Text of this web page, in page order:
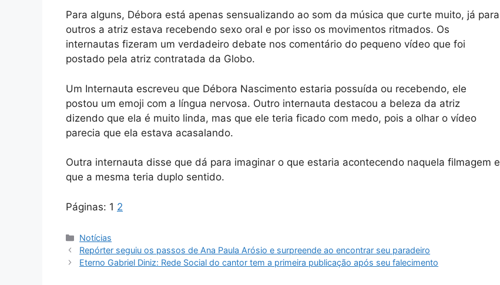
Para alguns, Débora está apenas sensualizando ao som da música que curte muito, já para
outros a atriz estava recebendo sexo oral e por isso os movimentos ritmados. Os
internautas fizeram um verdadeiro debate nos comentário do pequeno vídeo que foi
postado pela atriz contratada da Globo.
Um Internauta escreveu que Débora Nascimento estaria possuída ou recebendo, ele
postou um emoji com a língua nervosa. Outro internauta destacou a beleza da atriz
dizendo que ela é muito linda, mas que ele teria ficado com medo, pois a olhar o vídeo
parecia que ela estava acasalando.
Outra internauta disse que dá para imaginar o que estaria acontecendo naquela filmagem e
que a mesma teria duplo sentido.
Páginas: 1 2
Categorias
Notícias
Repórter seguiu os passos de Ana Paula Arósio e surpreende ao encontrar seu paradeiro
Eterno Gabriel Diniz: Rede Social do cantor tem a primeira publicação após seu falecimento